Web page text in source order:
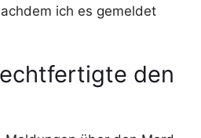
ich es gemeldet
den